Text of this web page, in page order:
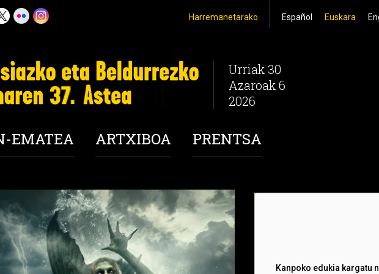
Español Euskara
Harremanetarako
Urriak 30
Azaroak 6
2026
EMATEA ARTXIBOA PRENTSA
nahi duzu? Onartzen duzu hirugarrenen cookie-ak
Kanpoko edukia kargatu